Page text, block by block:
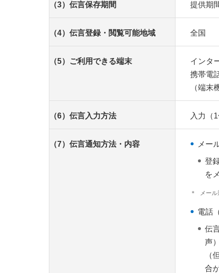
（3）伝言保存期間 提供期
（4）伝言登録・閲覧可能地域 全国
（5）ご利用できる端末
インタ
携帯電
（端
（6）伝言入力方法 入力（
（7）伝言通知方法・内容 メー
登
を
＊ メー
電話
伝
声
（
合